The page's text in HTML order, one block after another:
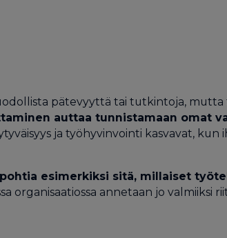
pätevyyttä tai tutkintoja,
auttaa tunnistamaan omat
ja työhyvinvointi kasvavat,
esimerkiksi sitä, millaiset
organisaatiossa annetaan jo valmiiksi